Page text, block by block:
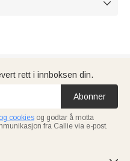

rett i innboksen din.
Abonner
cookies og godtar å motta
fra Callie via e-post.